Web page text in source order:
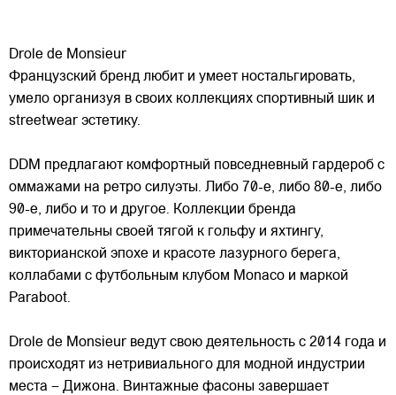
Drole de Monsieur
Французский бренд любит и умеет ностальгировать,
умело организуя в своих коллекциях спортивный шик и
streetwear эстетику.
DDM предлагают комфортный повседневный гардероб с
оммажами на ретро силуэты. Либо 70-е, либо 80-е, либо
90-е, либо и то и другое. Коллекции бренда
примечательны своей тягой к гольфу и яхтингу,
викторианской эпохе и красоте лазурного берега,
коллабами с футбольным клубом Monaco и маркой
Paraboot.
Drole de Monsieur ведут свою деятельность с 2014 года и
происходят из нетривиального для модной индустрии
места – Дижона. Винтажные фасоны завершает